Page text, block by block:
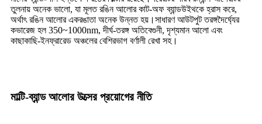
তুলনায় অনেক ভালো, যা মূলত রঙিন আলোর কাট-অফ ব্যান্ডউইথকে হ্রাস করে,
অর্থাৎ রঙিন আলোর একরঙাতা অনেক উন্নত হয়।সাধারণ আউটপুট তরঙ্গদৈর্ঘ্যের
কভারেজ হল 350~1000nm, দীর্ঘ-তরঙ্গ অতিবেগুনী, দৃশ্যমান আলো এবং
কাছাকাছি-ইনফ্রারেড অঞ্চলের বেশিরভাগ বর্ণালী রেখা সহ।
মাল্টি-ব্যান্ড আলোর উত্সের প্রয়োগের নীতি